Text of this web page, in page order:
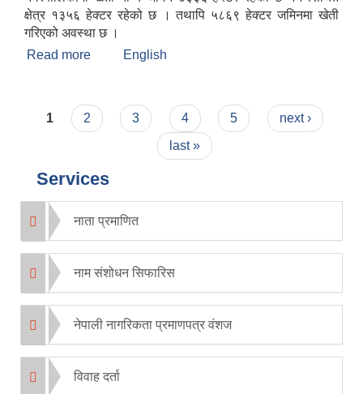
क्षेत्र १३५६ हेक्टर रहेको छ । तथापि ५८६९ हेक्टर जमिनमा खेती
गरिएको अवस्था छ ।
Read more about मन्थली नगरपालिकाको संक्षिप्त चिनारी
English
Pages
1 2 3 4 5
next ›
last »
Services
नाता प्रमाणित
नाम संशोधन सिफारिस
नेपाली नागरिकता प्रमाणपत्र वंशज
विवाह दर्ता